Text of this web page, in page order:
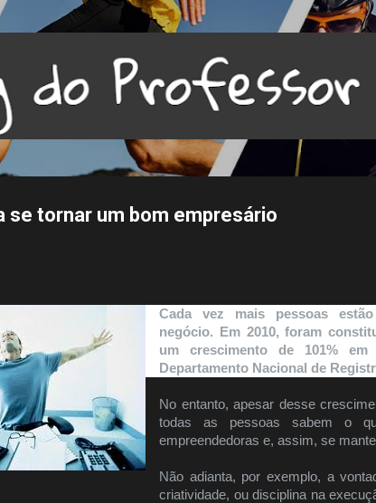
Pular para o conteúdo principal
se tornar um bom empresário
Cada vez mais pessoas
negócio. Em 2010, foram
um crescimento de 101%
Departamento Nacional de
No entanto, apesar desse
todas as pessoas sabem o
empreendedoras e, assim, se
Não adianta, por exemplo, a
criatividade, ou disciplina na